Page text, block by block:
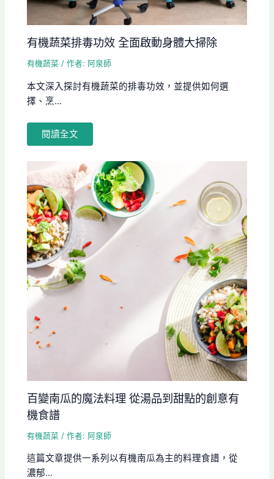
有機蔬菜排毒功效 全面啟動身體大掃除
有機蔬菜 / 作者: 阿泉師
本文深入探討有機蔬菜的排毒功效，並提供如何選
擇、烹...
閱讀全文
百變南瓜的魔法料理 從湯品到甜點的創意有
機食譜
有機蔬菜 / 作者: 阿泉師
這篇文章提供一系列以有機南瓜為主的料理食譜，從
濃郁...